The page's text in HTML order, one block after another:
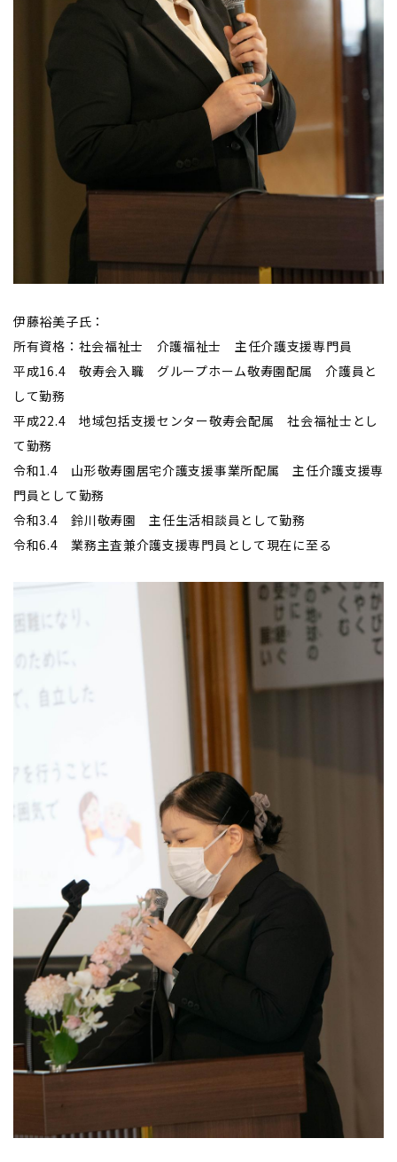
伊藤裕美子氏：
所有資格：社会福祉士 介護福祉士 主任介護支援専門員
平成16.4 敬寿会入職 グループホーム敬寿園配属 介護員と
して勤務
平成22.4 地域包括支援センター敬寿会配属 社会福祉士とし
て勤務
令和1.4 山形敬寿園居宅介護支援事業所配属 主任介護支援専
門員として勤務
令和3.4 鈴川敬寿園 主任生活相談員として勤務
令和6.4 業務主査兼介護支援専門員として現在に至る